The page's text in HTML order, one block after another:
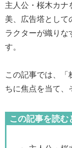
主人公・桜木カナ
美、広告塔として
ラクターが織りな
す。
この記事では、「
ちに焦点を当て、
この記事を読む